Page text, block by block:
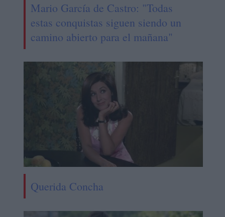
Mario García de Castro: "Todas
estas conquistas siguen siendo un
camino abierto para el mañana"
Querida Concha